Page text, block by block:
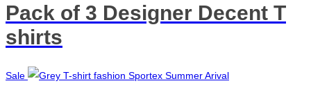
Pack of 3 Designer Decent T
shirts
Sale